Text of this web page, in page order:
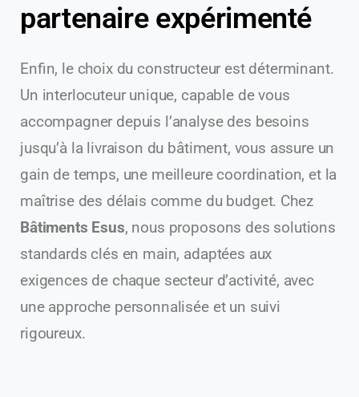
partenaire expérimenté
Enfin, le choix du constructeur est déterminant.
Un interlocuteur unique, capable de vous
accompagner depuis l’analyse des besoins
jusqu’à la livraison du bâtiment, vous assure un
gain de temps, une meilleure coordination, et la
maîtrise des délais comme du budget. Chez
Bâtiments Esus, nous proposons des solutions
standards clés en main, adaptées aux
exigences de chaque secteur d’activité, avec
une approche personnalisée et un suivi
rigoureux.